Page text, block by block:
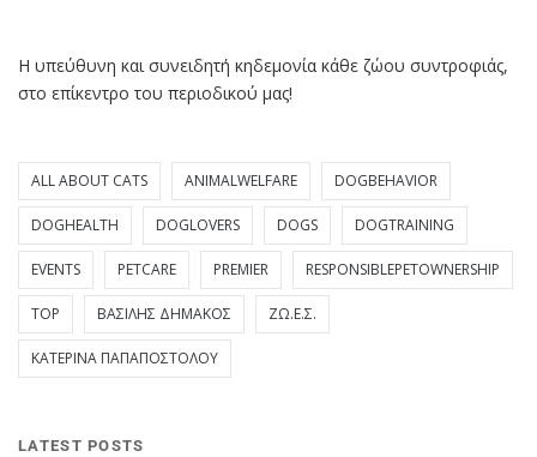
Η υπεύθυνη και συνειδητή κηδεμονία κάθε ζώου συντροφιάς,
στο επίκεντρο του περιοδικού μας!
ALL ABOUT CATS ANIMALWELFARE DOGBEHAVIOR
DOGHEALTH DOGLOVERS DOGS DOGTRAINING
EVENTS PETCARE PREMIER RESPONSIBLEPETOWNERSHIP
TOP ΒΑΣΊΛΗΣ ΔΗΜΆΚΟΣ ΖΩ.Ε.Σ.
ΚΑΤΕΡΊΝΑ ΠΑΠΑΠΟΣΤΌΛΟΥ
LATEST POSTS